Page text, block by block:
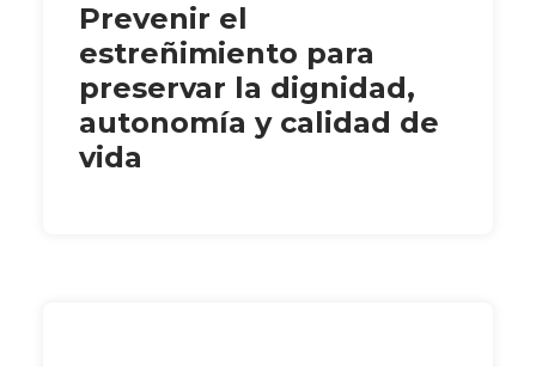
Prevenir el
estreñimiento para
preservar la dignidad,
autonomía y calidad de
vida